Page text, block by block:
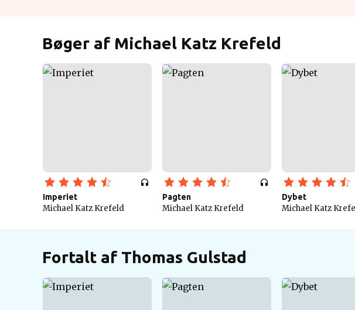
Bøger af Michael Katz Krefeld
Imperiet
Michael Katz Krefeld
Pagten
Michael Katz Krefeld
Dybet
Michael Katz
Fortalt af Thomas Gulstad